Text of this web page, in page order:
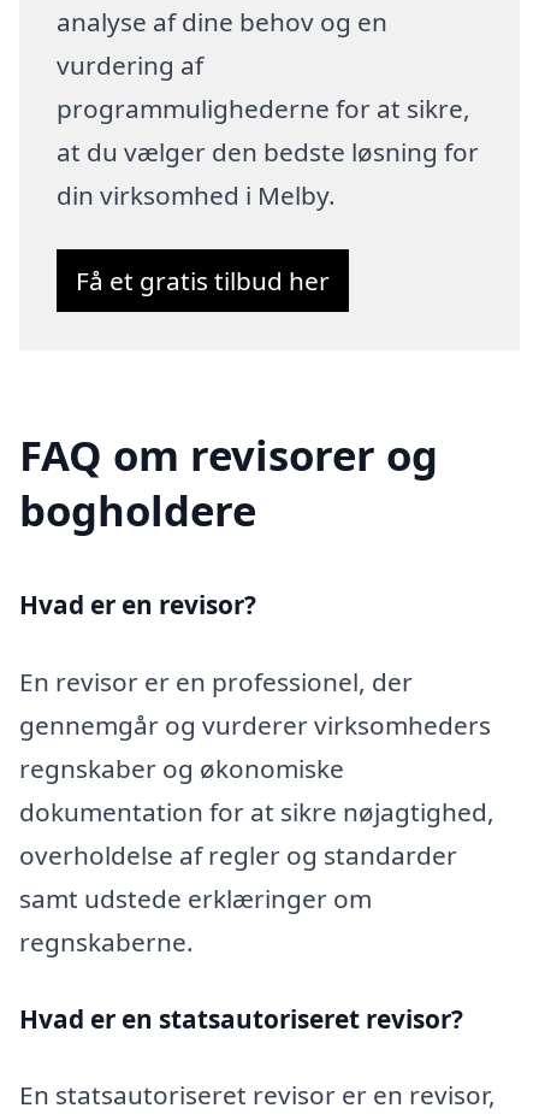
analyse af dine behov og en
vurdering af
programmulighederne for at sikre,
at du vælger den bedste løsning for
din virksomhed i Melby.
Få et gratis tilbud her
FAQ om revisorer og
bogholdere
Hvad er en revisor?
En revisor er en professionel, der
gennemgår og vurderer virksomheders
regnskaber og økonomiske
dokumentation for at sikre nøjagtighed,
overholdelse af regler og standarder
samt udstede erklæringer om
regnskaberne.
Hvad er en statsautoriseret revisor?
En statsautoriseret revisor er en revisor,